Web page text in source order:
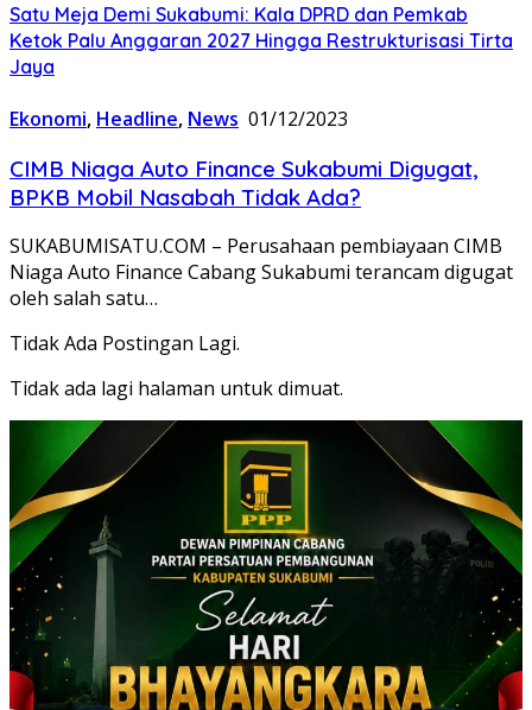
Satu Meja Demi Sukabumi: Kala DPRD dan Pemkab
Ketok Palu Anggaran 2027 Hingga Restrukturisasi Tirta
Jaya
Ekonomi, Headline, News 01/12/2023
CIMB Niaga Auto Finance Sukabumi Digugat,
BPKB Mobil Nasabah Tidak Ada?
SUKABUMISATU.COM – Perusahaan pembiayaan CIMB
Niaga Auto Finance Cabang Sukabumi terancam digugat
oleh salah satu…
Tidak Ada Postingan Lagi.
Tidak ada lagi halaman untuk dimuat.